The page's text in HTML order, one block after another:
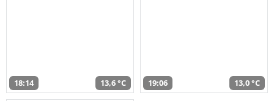
18:14 13,6 °C 19:06 13,0 °C